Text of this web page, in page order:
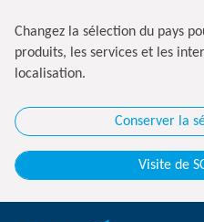
Changez la sélection du pays
produits, les services et les
localisation.
Conserver la
Visite de